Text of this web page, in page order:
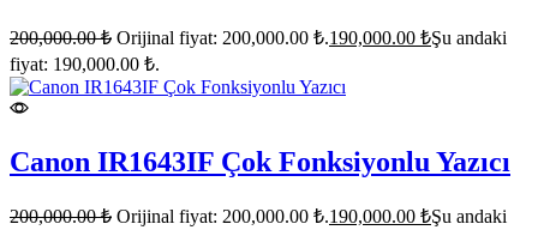
200,000.00₺ Orijinal fiyat: 200,000.00 ₺.190,000.00 ₺Şu andaki
fiyat: 190,000.00 ₺.
Canon IR1643IF Çok Fonksiyonlu Yazıcı
200,000.00₺ Orijinal fiyat: 200,000.00 ₺.190,000.00 ₺Şu andaki